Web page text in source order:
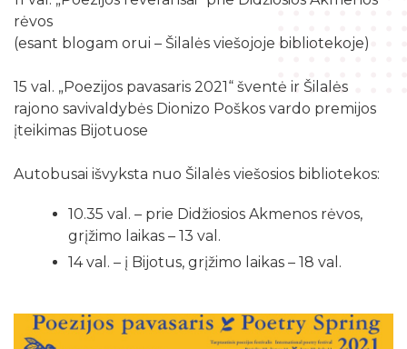
Ekskursijos
Skaitmeninio raštingumo mokymai
Kūrybinė, inžinerinė ir programavimo įranga
Mokamos paslaugos
Žymių datų kalendorius
Bibliografijos rodyklės
Kraštotyrinė medžiaga apie Šilalės rajoną
Upynos etnokultūros paveldas
Maršrutai po Šilalės kraštą
Suskaitmenintas kultūros paveldas
Viešieji pirkimai
Biudžeto suvestinė
Finansinių ataskaitų rinkiniai
Lėšos veiklai viešinti
Laisvos darbo vietos
Struktūra
Šilalės rajono literatų klubas „Versmė“
rėvos
(esant blogam orui – Šilalės viešojoje bibliotekoje)
15 val. „Poezijos pavasaris 2021“ šventė ir Šilalės
rajono savivaldybės Dionizo Poškos vardo premijos
įteikimas Bijotuose
Autobusai išvyksta nuo Šilalės viešosios bibliotekos:
10.35 val. – prie Didžiosios Akmenos rėvos,
grįžimo laikas – 13 val.
14 val. – į Bijotus, grįžimo laikas – 18 val.